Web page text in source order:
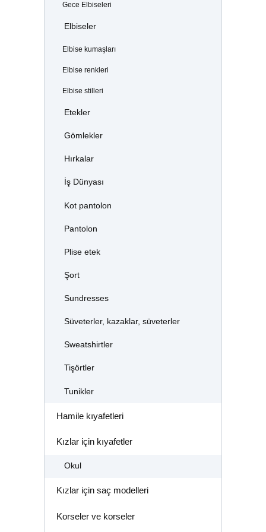
Gece Elbiseleri
Elbiseler
Elbise kumaşları
Elbise renkleri
Elbise stilleri
Etekler
Gömlekler
Hırkalar
İş Dünyası
Kot pantolon
Pantolon
Plise etek
Şort
Sundresses
Süveterler, kazaklar, süveterler
Sweatshirtler
Tişörtler
Tunikler
Hamile kıyafetleri
Kızlar için kıyafetler
Okul
Kızlar için saç modelleri
Korseler ve korseler